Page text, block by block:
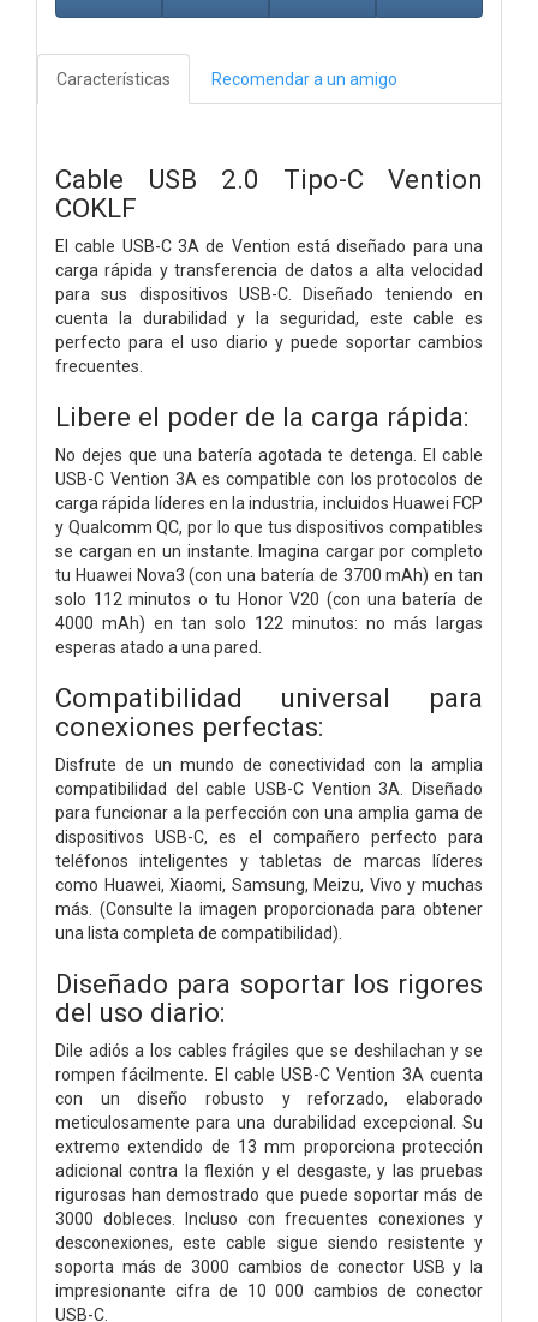
Características Recomendar a un amigo
Cable USB 2.0 Tipo-C Vention
COKLF
El cable USB-C 3A de Vention está diseñado para una
carga rápida y transferencia de datos a alta velocidad
para sus dispositivos USB-C. Diseñado teniendo en
cuenta la durabilidad y la seguridad, este cable es
perfecto para el uso diario y puede soportar cambios
frecuentes.
Libere el poder de la carga rápida:
No dejes que una batería agotada te detenga. El cable
USB-C Vention 3A es compatible con los protocolos de
carga rápida líderes en la industria, incluidos Huawei FCP
y Qualcomm QC, por lo que tus dispositivos compatibles
se cargan en un instante. Imagina cargar por completo
tu Huawei Nova3 (con una batería de 3700 mAh) en tan
solo 112 minutos o tu Honor V20 (con una batería de
4000 mAh) en tan solo 122 minutos: no más largas
esperas atado a una pared.
Compatibilidad universal para
conexiones perfectas:
Disfrute de un mundo de conectividad con la amplia
compatibilidad del cable USB-C Vention 3A. Diseñado
para funcionar a la perfección con una amplia gama de
dispositivos USB-C, es el compañero perfecto para
teléfonos inteligentes y tabletas de marcas líderes
como Huawei, Xiaomi, Samsung, Meizu, Vivo y muchas
más. (Consulte la imagen proporcionada para obtener
una lista completa de compatibilidad).
Diseñado para soportar los rigores
del uso diario:
Dile adiós a los cables frágiles que se deshilachan y se
rompen fácilmente. El cable USB-C Vention 3A cuenta
con un diseño robusto y reforzado, elaborado
meticulosamente para una durabilidad excepcional. Su
extremo extendido de 13 mm proporciona protección
adicional contra la flexión y el desgaste, y las pruebas
rigurosas han demostrado que puede soportar más de
3000 dobleces. Incluso con frecuentes conexiones y
desconexiones, este cable sigue siendo resistente y
soporta más de 3000 cambios de conector USB y la
impresionante cifra de 10 000 cambios de conector
USB-C.